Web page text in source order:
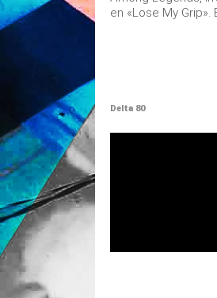
en «Lose My Grip».
Delta 80